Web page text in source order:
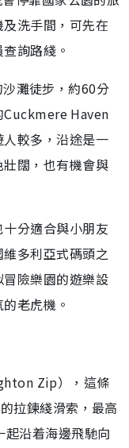
洗手間，可先在
詢路綫。
灘徒步，約60分
Cuckmere Haven
較多，沿途是一
闊，也有機會與
分適合與小朋友
多利亞式碼頭之
險樂園的遊樂設
老虎機。
Zip），這條
拉鍊綫滑索，最高
沿着海邊飛馳向